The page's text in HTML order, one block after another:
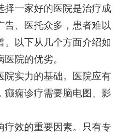
择一家好的医院是治疗成
告、医托众多，患者难以
。以下从几个方面介绍如
院的优劣。
院实力的基础。医院应有
癫痫诊疗需要脑电图、影
疗效的重要因素。只有专